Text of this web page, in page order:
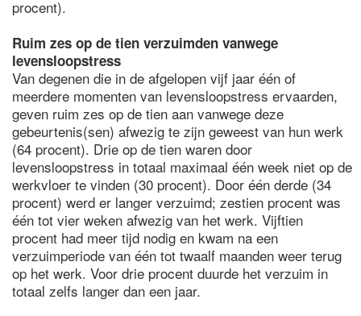
procent).
Ruim zes op de tien verzuimden vanwege
levensloopstress
Van degenen die in de afgelopen vijf jaar één of
meerdere momenten van levensloopstress ervaarden,
geven ruim zes op de tien aan vanwege deze
gebeurtenis(sen) afwezig te zijn geweest van hun werk
(64 procent). Drie op de tien waren door
levensloopstress in totaal maximaal één week niet op de
werkvloer te vinden (30 procent). Door één derde (34
procent) werd er langer verzuimd; zestien procent was
één tot vier weken afwezig van het werk. Vijftien
procent had meer tijd nodig en kwam na een
verzuimperiode van één tot twaalf maanden weer terug
op het werk. Voor drie procent duurde het verzuim in
totaal zelfs langer dan een jaar.